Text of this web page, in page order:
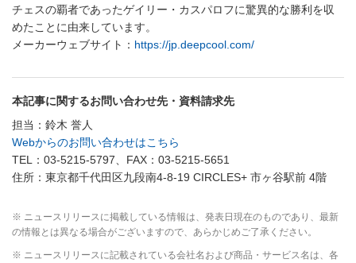
チェスの覇者であったゲイリー・カスパロフに驚異的な勝利を収
めたことに由来しています。
メーカーウェブサイト： https://jp.deepcool.com/
本記事に関するお問い合わせ先・資料請求先
担当：鈴木 誉人
Webからのお問い合わせはこちら
TEL：03-5215-5797、FAX：03-5215-5651
住所：東京都千代田区九段南4-8-19 CIRCLES+ 市ヶ谷駅前 4階
※ ニュースリリースに掲載している情報は、発表日現在のものであり、最新
の情報とは異なる場合がございますので、あらかじめご了承ください。
※ ニュースリリースに記載されている会社名および商品・サービス名は、各